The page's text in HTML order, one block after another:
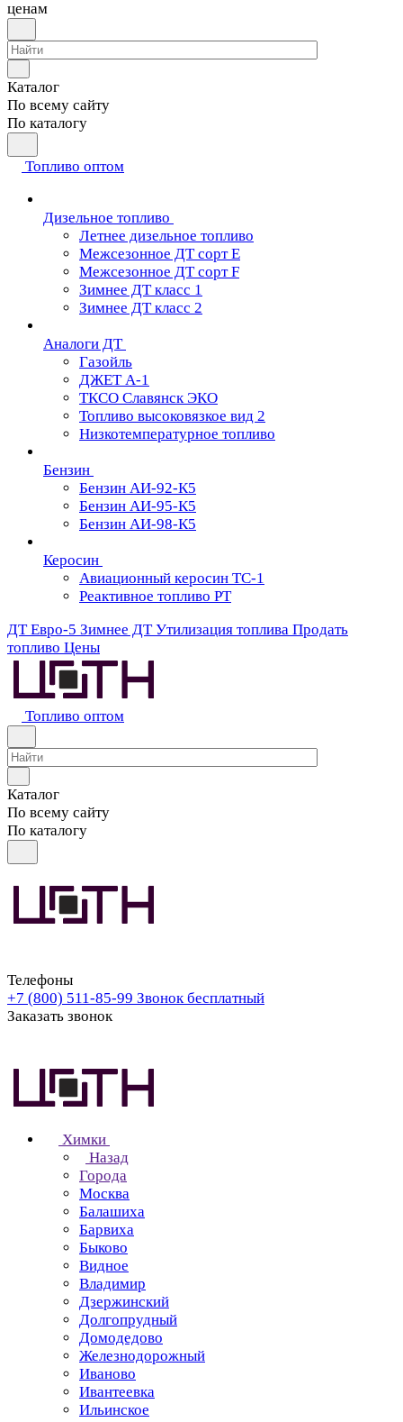
ценам
Каталог
По всему сайту
По каталогу
Топливо оптом
Дизельное топливо
Летнее дизельное топливо
Межсезонное ДТ сорт Е
Межсезонное ДТ сорт F
Зимнее ДТ класс 1
Зимнее ДТ класс 2
Аналоги ДТ
Газойль
ДЖЕТ А-1
ТКСО Славянск ЭКО
Топливо высоковязкое вид 2
Низкотемпературное топливо
Бензин
Бензин АИ-92-К5
Бензин АИ-95-К5
Бензин АИ-98-К5
Керосин
Авиационный керосин ТС-1
Реактивное топливо РТ
ДТ Евро-5 Зимнее ДТ Утилизация топлива Продать
топливо Цены
Топливо оптом
Каталог
По всему сайту
По каталогу
Телефоны
+7 (800) 511-85-99 Звонок бесплатный
Заказать звонок
Химки
Назад
Города
Москва
Балашиха
Барвиха
Быково
Видное
Владимир
Дзержинский
Долгопрудный
Домодедово
Железнодорожный
Иваново
Ивантеевка
Ильинское